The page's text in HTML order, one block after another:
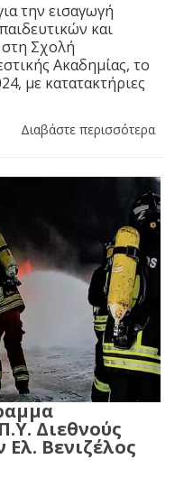
την εισαγωγή
και
Σχολή
Ακαδημίας, το
με κατατακτήριες
Διαβάστε περισσότερα
Διεθνούς
Βενιζέλος